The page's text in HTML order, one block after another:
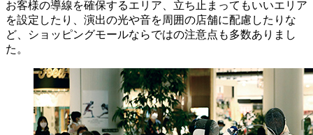
お客様の導線を確保するエリア、立ち止まってもいいエリア
を設定したり、演出の光や音を周囲の店舗に配慮したりな
ど、ショッピングモールならではの注意点も多数ありまし
た。